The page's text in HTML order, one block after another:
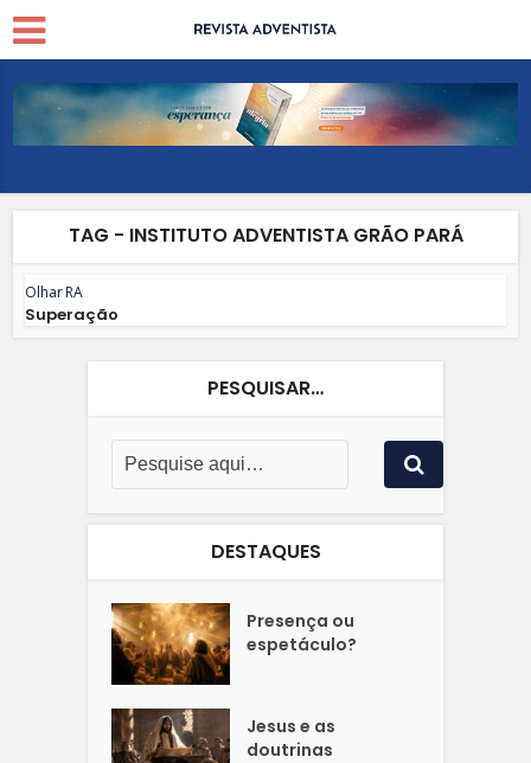
TAG - INSTITUTO ADVENTISTA GRÃO PARÁ
Olhar RA
Superação
PESQUISAR…
DESTAQUES
Presença ou
espetáculo?
Jesus e as
doutrinas